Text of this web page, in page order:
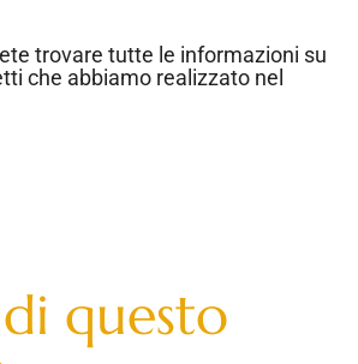
trovare tutte le informazioni su
che abbiamo realizzato nel
questo